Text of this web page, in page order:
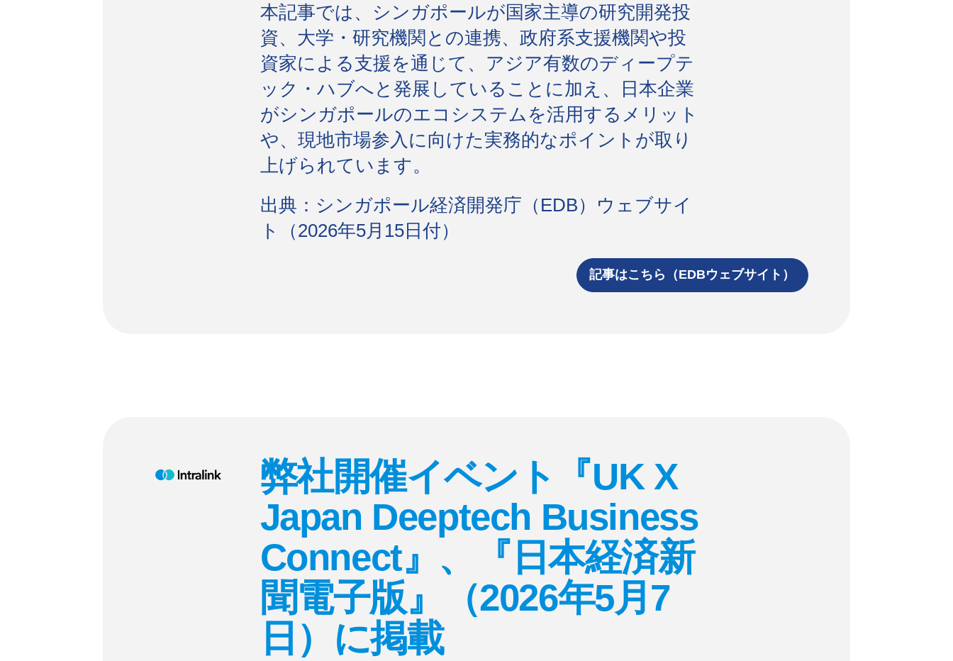
本記事では、シンガポールが国家主導の研究開発投
資、大学・研究機関との連携、政府系支援機関や投
資家による支援を通じて、アジア有数のディープテ
ック・ハブへと発展していることに加え、日本企業
がシンガポールのエコシステムを活用するメリット
や、現地市場参入に向けた実務的なポイントが取り
上げられています。
出典：シンガポール経済開発庁（EDB）ウェブサイ
ト（2026年5月15日付）
記事はこちら（EDBウェブサイト）
弊社開催イベント『UK X
Japan Deeptech Business
Connect』、『日本経済新
聞電子版』（2026年5月7
日）に掲載